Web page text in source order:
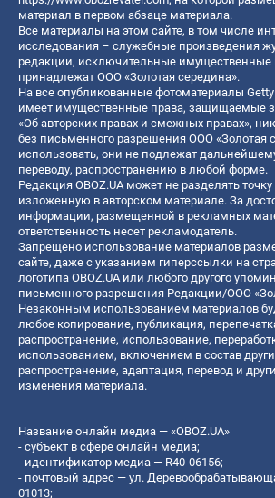
материал в первом абзаце материала.
Все материалы на этом сайте, в том числе
исследования – служебные произведения
редакции, исключительные имущественные
принадлежат ООО «Золотая середина».
На все опубликованные фотоматериалы
имеет имущественные права, защищаемые
«Об авторских правах и смежных правах»,
без письменного разрешения ООО «Золотая
использовать, они не подлежат
переводу, распространению в любой форме.
Редакция OBOZ.UA может не разделять точку
изложенную в авторском материале. За
информации, размещенной в рекламных
ответственность несет рекламодатель.
Запрещено использование материалов
сайте, даже с указанием гиперссылки на
логотипа OBOZ.UA или любого другого
письменного разрешения Редакции/ООО
Незаконным использованием материалов
любое копирование, публикация,
распространение, использование,
использованием, включением в состав
распространение, адаптация, перевод и
изменения материала.
Название онлайн медиа — «OBOZ.UA»
- субъект в сфере онлайн медиа;
- идентификатор медиа — R40-06156;
- почтовый адрес — ул.
01013;